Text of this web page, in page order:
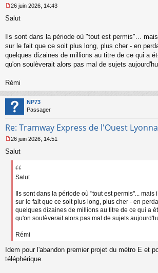
e
s
g
e
n
n
u
26 juin 2026, 14:43
Salut
Ils sont dans la période où "tout est permis"...
sur le fait que ce soit plus long, plus cher - en
quelques dizaines de millions au titre de ce qui a
qu'on soulèverait alors pas mal de sujets
Rémi
NP73
Passager
Re: Tramway Express de l'Ouest
e
s
26 juin 2026, 14:51
Salut
Salut
Ils sont dans la période où "tout est permis"...
sur le fait que ce soit plus long, plus cher - en
quelques dizaines de millions au titre de ce qui a
qu'on soulèverait alors pas mal de sujets
Rémi
Idem pour l'abandon premier projet du métro E et
téléphérique.